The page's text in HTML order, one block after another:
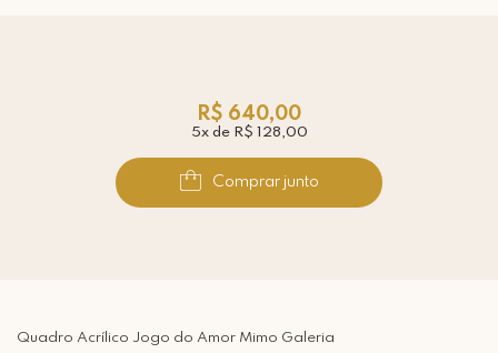
R$ 640,00
5x de R$ 128,00
Comprar junto
Quadro Acrílico Jogo do Amor Mimo Galeria